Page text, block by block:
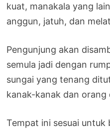
kuat, manakala yang
anggun, jatuh, dan
Pengunjung akan
semula jadi dengan
sungai yang tenang
kanak-kanak dan orang
Tempat ini sesuai untuk